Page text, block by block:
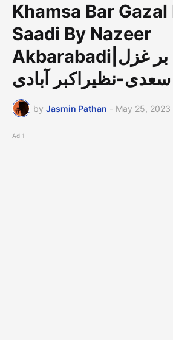
Khamsa Bar
Saadi By Nazeer
Akbarabadi|خمسہ بر غزل
سعدی-نظیراکبر آبادی
by Jasmin Pathan - May 25, 2023
Ad 1